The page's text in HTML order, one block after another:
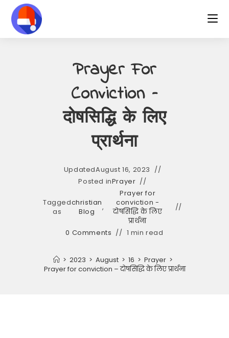
content
Prayer For
Conviction –
दोषसिद्धि के लिए
प्रार्थना
UpdatedAugust 16, 2023
Posted inPrayer
Tagged
as
christian
Blog
,
Prayer for
conviction -
दोषसिद्धि के लिए
प्रार्थना
0 Comments
1 min read
> 2023 > August > 16 > Prayer >
Prayer for conviction – दोषसिद्धि के लिए प्रार्थना